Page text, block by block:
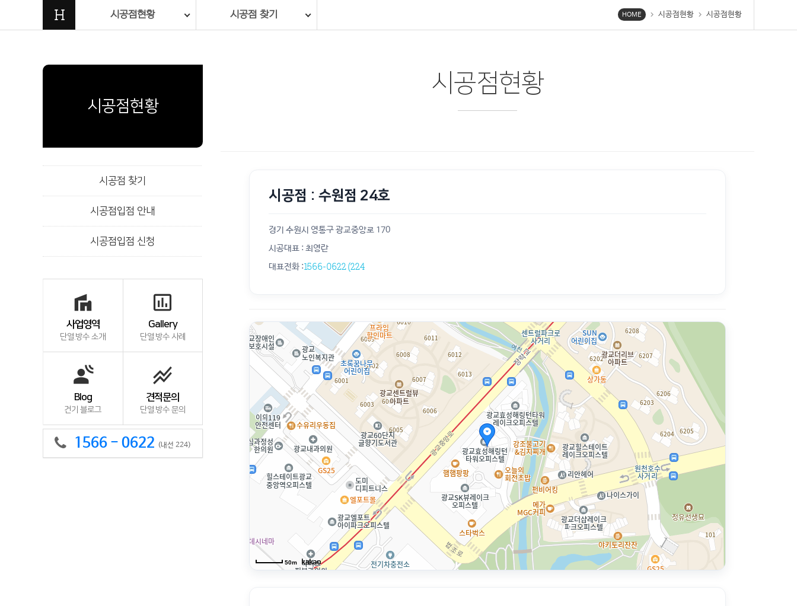
H 시공점현황 시공점 찾기 HOME chevron_right 시공점현황 chevron_right 시공점현황
시공점현황
시공점 찾기
시공점입점 안내
시공점입점 신청
villa
사업영역
단열.방수 소개
insert_chart_outlined
Gallery
단열.방수 사례
spatial_audio
Blog
건기 블로그
stacked_line_chart
견적문의
단열.방수 문의
1566 - 0622 (내선 224)
시공점현황
시공점 : 수원점 24호
경기 수원시 영통구 광교중앙로 170
시공대표 : 최영란
대표전화 :1566-0622 (224
50m